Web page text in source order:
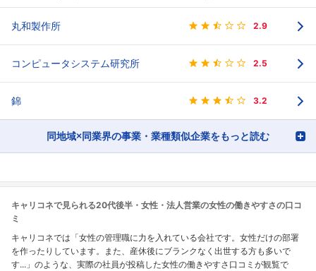
丸和製作所 2.9
コンピュータシステム研究所 2.5
錦 3.2
同地域×同業界の事業・業種類似企業をもっと読む
キャリコネで見られる20代後半・女性・法人営業の女性の働きやすさの口コ
ミ
キャリコネでは「女性の管理職に力を入れている会社です。女性だけの部署
を作ったりしています。また、産休後にブランクなく出世する方も多いで
す...」のような、実際の社員が投稿した女性の働きやすさ口コミが観覧で